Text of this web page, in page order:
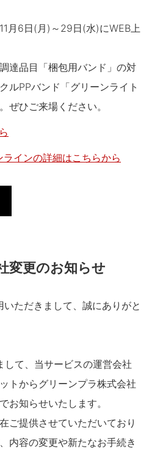
月6日(月)～29日(水)にWEB上
達品目「梱包用バンド」の対
ルPPバンド「グリーンライト
ぜひご来場ください。
インの詳細はこちらから
変更のお知らせ
ただきまして、誠にありがと
て、当サービスの運営会社
トからグリーンプラ株式会社
お知らせいたします。
ご提供させていただいており
内容の変更や新たなお手続き